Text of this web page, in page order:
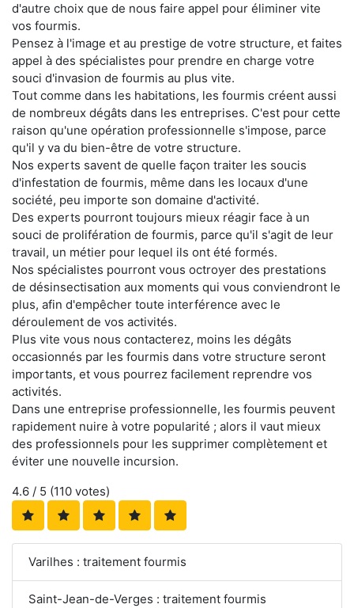
d'autre choix que de nous faire appel pour éliminer vite
vos fourmis.
Pensez à l'image et au prestige de votre structure, et faites
appel à des spécialistes pour prendre en charge votre
souci d'invasion de fourmis au plus vite.
Tout comme dans les habitations, les fourmis créent aussi
de nombreux dégâts dans les entreprises. C'est pour cette
raison qu'une opération professionnelle s'impose, parce
qu'il y va du bien-être de votre structure.
Nos experts savent de quelle façon traiter les soucis
d'infestation de fourmis, même dans les locaux d'une
société, peu importe son domaine d'activité.
Des experts pourront toujours mieux réagir face à un
souci de prolifération de fourmis, parce qu'il s'agit de leur
travail, un métier pour lequel ils ont été formés.
Nos spécialistes pourront vous octroyer des prestations
de désinsectisation aux moments qui vous conviendront le
plus, afin d'empêcher toute interférence avec le
déroulement de vos activités.
Plus vite vous nous contacterez, moins les dégâts
occasionnés par les fourmis dans votre structure seront
importants, et vous pourrez facilement reprendre vos
activités.
Dans une entreprise professionnelle, les fourmis peuvent
rapidement nuire à votre popularité ; alors il vaut mieux
des professionnels pour les supprimer complètement et
éviter une nouvelle incursion.
4.6 / 5 (110 votes)
Varilhes : traitement fourmis
Saint-Jean-de-Verges : traitement fourmis